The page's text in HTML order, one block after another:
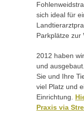
sich ideal für
Parkplätze zur
2012 haben
und
Sie und Ihre
viel Platz und
Einrichtung.
Praxis via